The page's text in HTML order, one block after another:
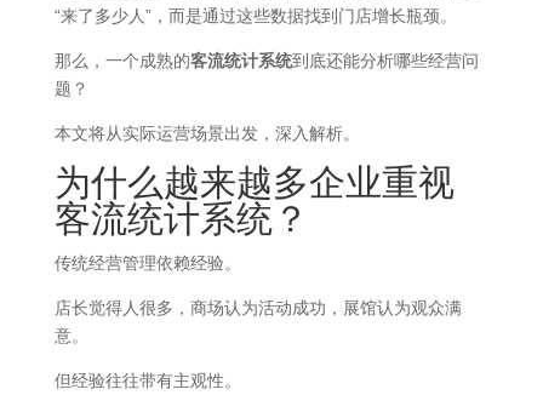
“来了多少人”，而是通过这些数据找到门店增长瓶颈。
那么，一个成熟的客流统计系统到底还能分析哪些经营问
题？
本文将从实际运营场景出发，深入解析。
为什么越来越多企业重视
客流统计系统？
传统经营管理依赖经验。
店长觉得人很多，商场认为活动成功，展馆认为观众满
意。
但经验往往带有主观性。